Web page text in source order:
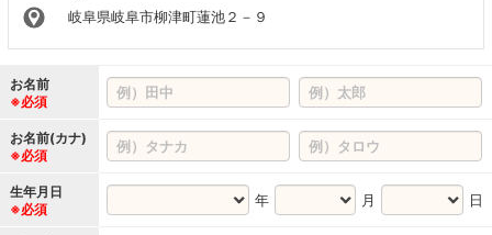
岐阜県岐阜市柳津町蓮池２－９
お名前
※必須
お名前(カナ)
※必須
生年月日
※必須
年 月 日